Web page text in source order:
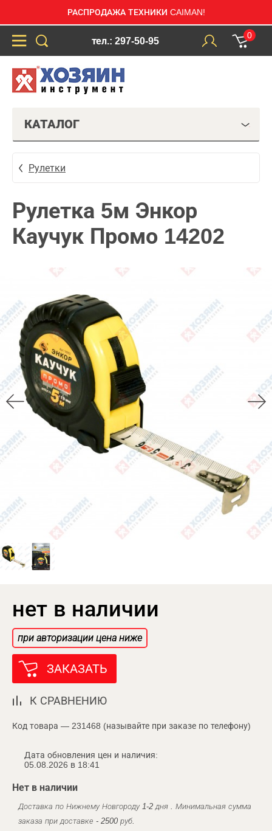
РАСПРОДАЖА ТЕХНИКИ CAIMAN!
тел.: 297-50-95
0
КАТАЛОГ
Рулетки
Рулетка 5м Энкор
Каучук Промо 14202
нет в наличии
при авторизации цена ниже
ЗАКАЗАТЬ
К СРАВНЕНИЮ
Код товара — 231468 (называйте при заказе по телефону)
Дата обновления цен и наличия:
05.08.2026 в 18:41
Нет в наличии
Доставка по Нижнему Новгороду 1-2 дня . Минимальная сумма
заказа при доставке - 2500 руб.